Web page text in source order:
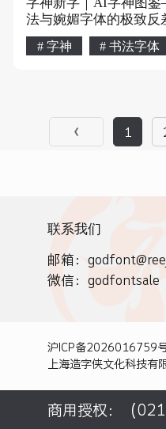
法与婉媚字体的极致反
# 字神 # 书法字体
1
联系我们
邮箱：
微信：godfontsale
沪ICP备2026016759
上海造字侠文化科技有
商用授权：（